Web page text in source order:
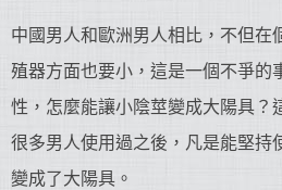
中國男人和歐洲男人相比，不但在
殖器方面也要小，這是一個不爭的
性，怎麼能讓小陰莖變成大陽具？
很多男人使用過之後，凡是能堅持
變成了大陽具。